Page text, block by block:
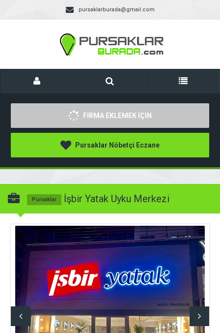
pursaklarburada@gmail.com
FİRMA EKLEMEK İÇİN
Pursaklar Nöbetçi Eczane
Pursaklar İşbir Yatak Uyku Merkezi